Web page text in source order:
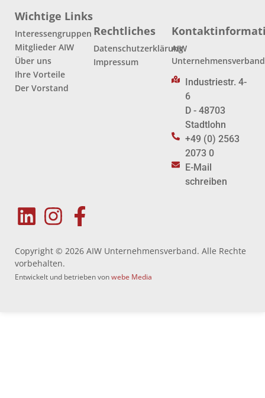
Wichtige Links
Interessengruppen
Mitglieder AIW
Über uns
Ihre Vorteile
Der Vorstand
Rechtliches
Datenschutzerklärung
Impressum
AIW
Unternehmensverband
Industriestr. 4-
6
D - 48703
Stadtlohn
+49 (0) 2563
2073 0
E-Mail
schreiben
Copyright © 2026 AIW Unternehmensverband. Alle Rechte
vorbehalten.
Entwickelt und betrieben vonwebe Media